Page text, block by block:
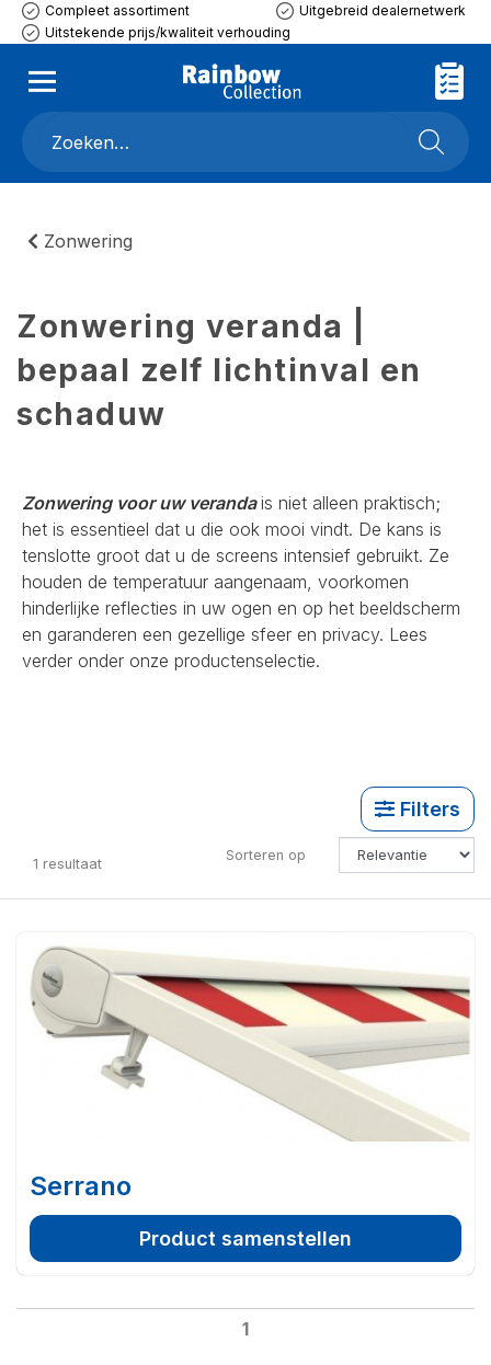
Compleet assortiment
Uitgebreid dealernetwerk
Uitstekende prijs/kwaliteit verhouding
Zonwering
Zonwering veranda |
bepaal zelf lichtinval en
schaduw
Zonwering voor uw verandais niet alleen praktisch;
het is essentieel dat u die ook mooi vindt. De kans is
tenslotte groot dat u de screens intensief gebruikt. Ze
houden de temperatuur aangenaam, voorkomen
hinderlijke reflecties in uw ogen en op het beeldscherm
en garanderen een gezellige sfeer en privacy. Lees
verder onder onze productenselectie.
Filters
1 resultaat Sorteren op
Serrano
Product samenstellen
1